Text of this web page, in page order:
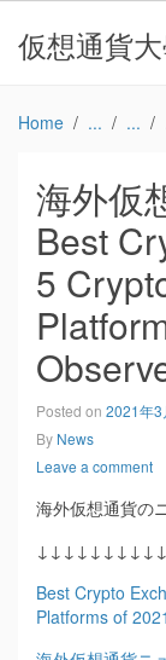
仮想通貨
Home
海外仮
Best
5
Posted on 2021年3
By News
Leave a comment
海外仮想通貨の
Best Crypto
Platforms of 2021